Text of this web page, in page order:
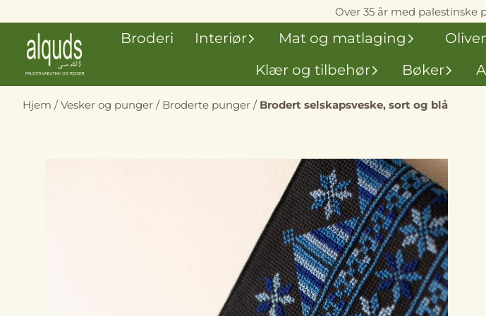
Over 35 år med palestinske
Broderi Interiør Mat og matlaging
Klær og tilbehør
Bøker
Hjem /Vesker og punger / Broderte punger / Brodert selskapsveske, sort og blå